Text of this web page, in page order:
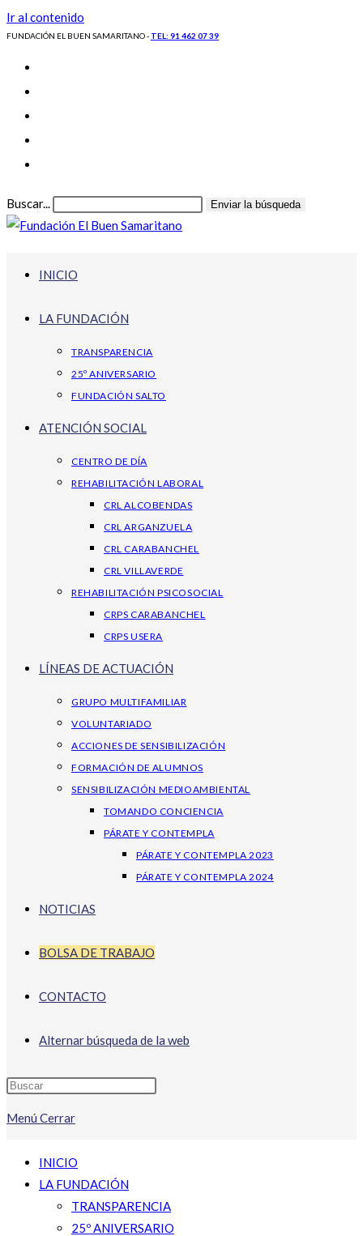
Ir al contenido
FUNDACIÓN EL BUEN SAMARITANO - TEL: 91 462 07 39
Buscar... Enviar la búsqueda
INICIO
LA FUNDACIÓN
TRANSPARENCIA
25º ANIVERSARIO
FUNDACIÓN SALTO
ATENCIÓN SOCIAL
CENTRO DE DÍA
REHABILITACIÓN LABORAL
CRL ALCOBENDAS
CRL ARGANZUELA
CRL CARABANCHEL
CRL VILLAVERDE
REHABILITACIÓN PSICOSOCIAL
CRPS CARABANCHEL
CRPS USERA
LÍNEAS DE ACTUACIÓN
GRUPO MULTIFAMILIAR
VOLUNTARIADO
ACCIONES DE SENSIBILIZACIÓN
FORMACIÓN DE ALUMNOS
SENSIBILIZACIÓN MEDIOAMBIENTAL
TOMANDO CONCIENCIA
PÁRATE Y CONTEMPLA
PÁRATE Y CONTEMPLA 2023
PÁRATE Y CONTEMPLA 2024
NOTICIAS
BOLSA DE TRABAJO
CONTACTO
Alternar búsqueda de la web
Menú Cerrar
INICIO
LA FUNDACIÓN
TRANSPARENCIA
25º ANIVERSARIO